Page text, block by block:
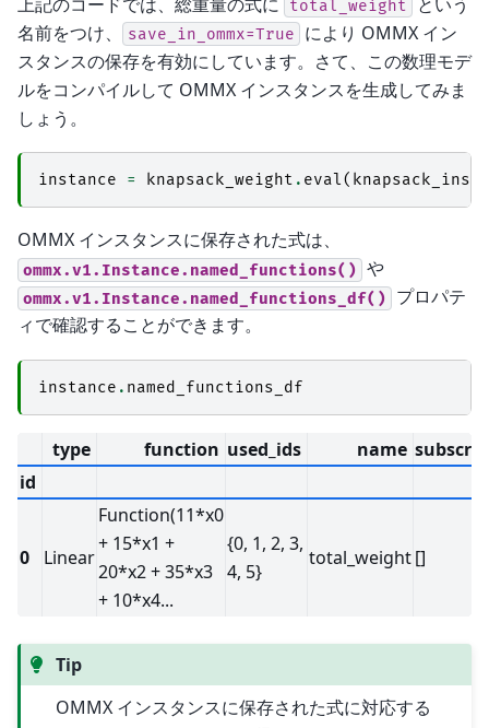
total_weight
名前をつけ、
save_in_ommx=True
により OMMX イン
スタンスの保存を有効にしています。さて、この数理モデ
ルをコンパイルして OMMX インスタンスを生成してみま
しょう。
instance = knapsack_weight . eval(
OMMX インスタンスに保存された式は、
ommx.v1.Instance.named_functions() や
ommx.v1.Instance.named_functions_df()
プロパテ
ィで確認することができます。
instance . named_functions_df
type function used_ids name
id
0 Linear
Function(11*x0
+ 15*x1 +
20*x2 + 35*x3
+ 10*x4...
{0, 1, 2, 3,
4, 5}
total_weight[]
Tip
OMMX インスタンスに保存された式に対応する